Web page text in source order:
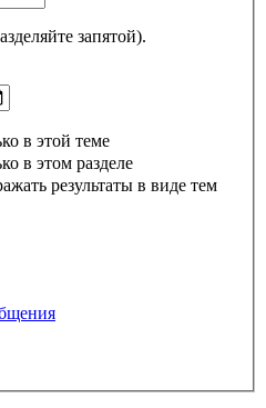
запятой).
в этой теме
в этом разделе
результаты в виде тем